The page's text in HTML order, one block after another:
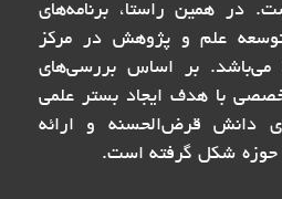
در همین راستا، برنامه‌های
علم و پژوهش در مرکز
می‌باشد. بر اساس بررسی‌های
با هدف ایجاد بستر علمی
دانش قرض‌الحسنه و ارائه
حوزه شکل گرفته است.